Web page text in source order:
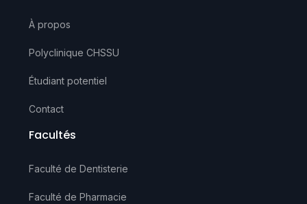
À propos
Polyclinique CHSSU
Étudiant potentiel
Contact
Facultés
Faculté de Dentisterie
Faculté de Pharmacie